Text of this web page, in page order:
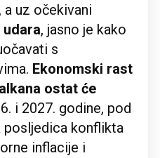
uz očekivani
, jasno je kako
s
Ekonomski rast
ostat će
i 2027. godine, pod
posljedica konflikta
inflacije i